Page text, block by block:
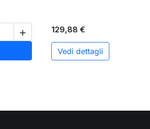

Aggiungi al carrello
129,88 €
Vedi dettagli